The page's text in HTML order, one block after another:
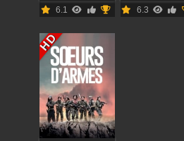
6.1 6.3
HD